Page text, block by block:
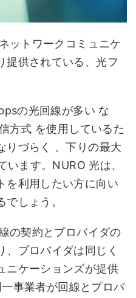
ットワークコミュニケ
提供されている、光フ
の光回線が多い な
方式 を使用しているた
りづらく 、下りの最大
ます。NURO 光は、
を利用したい方に向い
しょう。
の契約とプロバイダの
、プロバイダは同じく
ニケーションズが提供
事業者が回線とプロバ